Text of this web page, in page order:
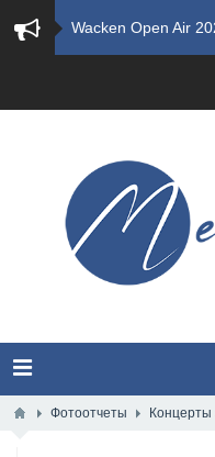
​Wacken Open Air
GHOST
​Summer Breeze
Всероссийский
Фотоотчеты Концерты